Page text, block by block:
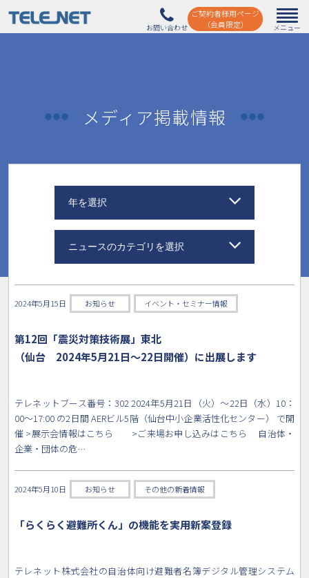
ご契約者様用ページ
（会員限定）
メディア掲載情報
年を選択
ニュースのカテゴリを選択
2024年5月15日 お知らせ イベント・セミナー情報
第12回「震災対策技術展」東北
（仙台 2024年5月21日〜22日開催）に出展します
テレネットブース番号：302 2024年5月21日（火）〜22日（水）10：
00〜17:00 の2日間 AERビル5階（仙台中小企業活性化センター） で開
催 >展示会情報はこちら >ご来場お申し込みはこちら 自治体・
企業・団体の危…
2024年5月10日 お知らせ その他の新着情報
「らくらく避難所くん」の機能を実用新案登録
テレネット株式会社の自治体向け避難者名簿デジタル管理システム